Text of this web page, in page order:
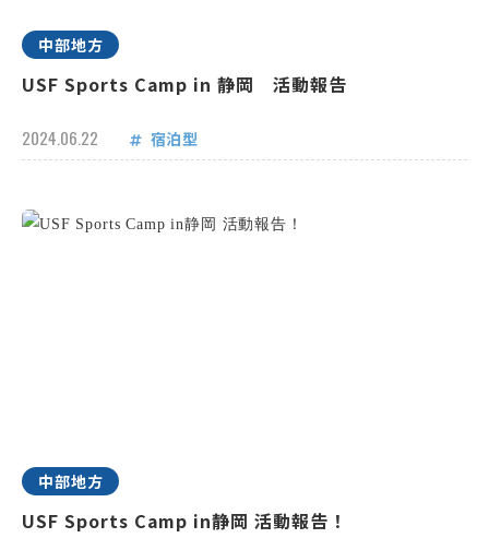
中部地方
USF Sports Camp in 静岡 活動報告
2024.06.22 宿泊型
中部地方
USF Sports Camp in静岡 活動報告！